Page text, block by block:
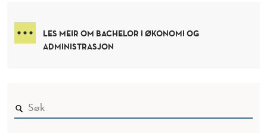
LES MEIR OM BACHELOR I ØKONOMI OG
ADMINISTRASJON